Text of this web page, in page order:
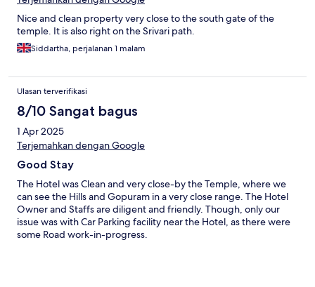
Nice and clean property very close to the south gate of the
temple. It is also right on the Srivari path.
Siddartha, perjalanan 1 malam
Ulasan terverifikasi
8/10 Sangat bagus
1 Apr 2025
Terjemahkan dengan Google
Good Stay
The Hotel was Clean and very close-by the Temple, where we
can see the Hills and Gopuram in a very close range. The Hotel
Owner and Staffs are diligent and friendly. Though, only our
issue was with Car Parking facility near the Hotel, as there were
some Road work-in-progress.